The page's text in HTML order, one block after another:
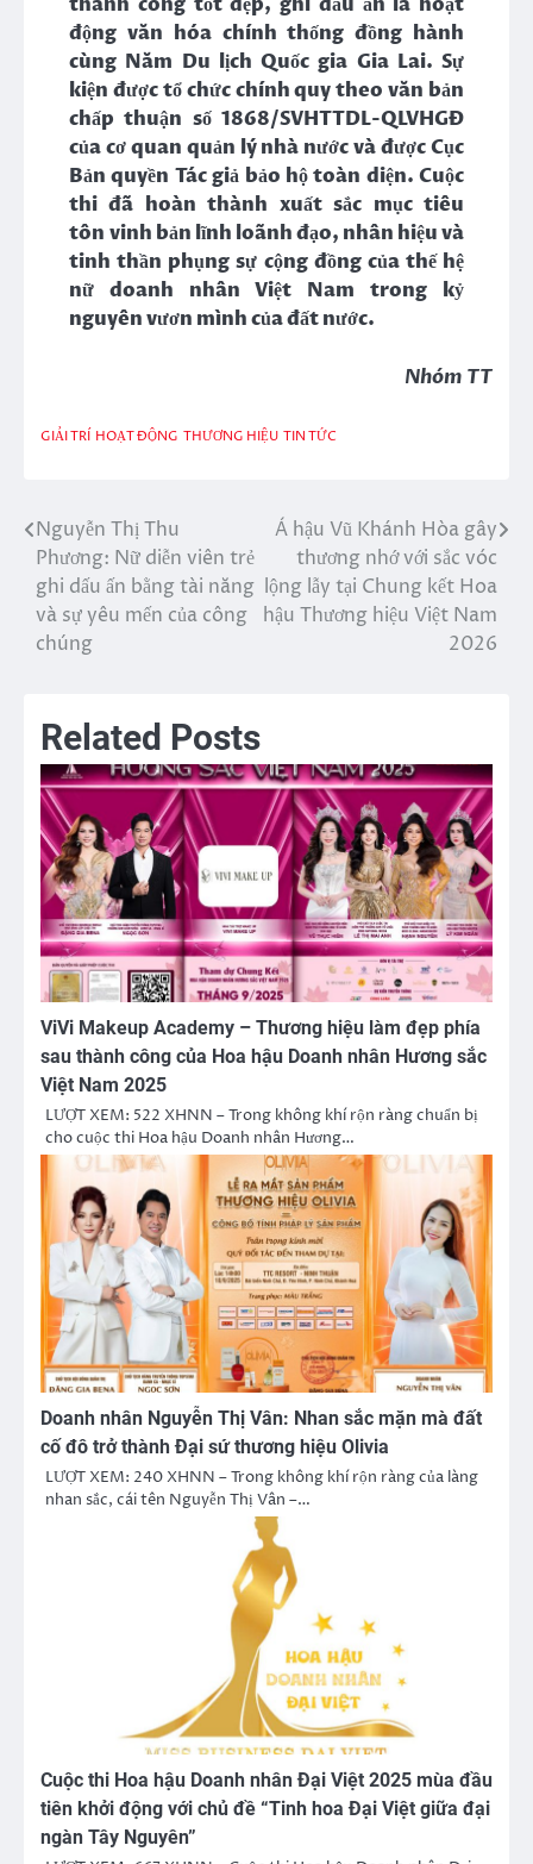
thành công tốt đẹp, ghi dấu ấn là hoạt
động văn hóa chính thống đồng hành
cùng Năm Du lịch Quốc gia Gia Lai. Sự
kiện được tổ chức chính quy theo văn bản
chấp thuận số 1868/SVHTTDL-QLVHGĐ
của cơ quan quản lý nhà nước và được Cục
Bản quyền Tác giả bảo hộ toàn diện. Cuộc
thi đã hoàn thành xuất sắc mục tiêu
tôn vinh bản lĩnh loãnh đạo, nhân hiệuvà
tinh thần phụng sự cộng đồng của thế hệ
nữ doanh nhân Việt Nam trong kỷ
nguyên vươn mình của đất nước.
Nhóm TT
GIẢI TRÍ HOẠT ĐỘNG THƯƠNG HIỆU TIN TỨC
Điều
hướng
bài
Nguyễn Thị Thu
Phương: Nữ diễn viên trẻ
ghi dấu ấn bằng tài năng
và sự yêu mến của công
chúng
Á hậu Vũ Khánh Hòa gây
thương nhớ với sắc vóc
lộng lẫy tại Chung kết Hoa
hậu Thương hiệu Việt Nam
2026
Related Posts
ViVi Makeup Academy – Thương hiệu làm đẹp phía
sau thành công của Hoa hậu Doanh nhân Hương sắc
Việt Nam 2025
LƯỢT XEM: 522 XHNN – Trong không khí rộn ràng chuẩn bị
cho cuộc thi Hoa hậu Doanh nhân Hương…
Doanh nhân Nguyễn Thị Vân: Nhan sắc mặn mà đất
cố đô trở thành Đại sứ thương hiệu Olivia
LƯỢT XEM: 240 XHNN – Trong không khí rộn ràng của làng
nhan sắc, cái tên Nguyễn Thị Vân –…
Cuộc thi Hoa hậu Doanh nhân Đại Việt 2025 mùa đầu
tiên khởi động với chủ đề “Tinh hoa Đại Việt giữa đại
ngàn Tây Nguyên”